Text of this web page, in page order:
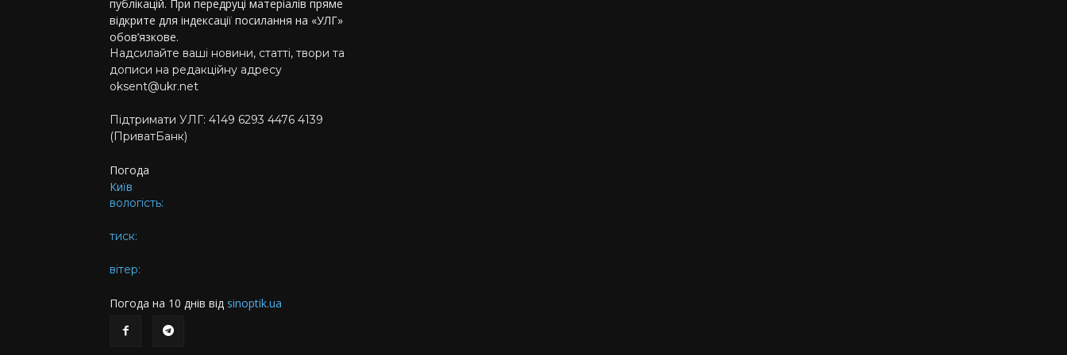
публікацій. При передруці матеріалів пряме
відкрите для індексації посилання на «УЛГ»
обов’язкове.
Надсилайте ваші новини, статті, твори та
дописи на редакційну адресу
oksent@ukr.net
Підтримати УЛГ: 4149 6293 4476 4139
(ПриватБанк)
Погода
Київ
вологість:
тиск:
вітер:
Погода на 10 днів від sinoptik.ua